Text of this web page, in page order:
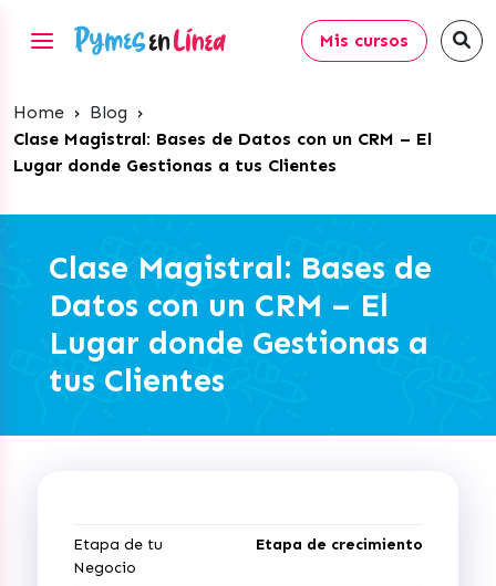
Mis cursos
Home › Blog ›
Clase Magistral: Bases de Datos con un CRM – El
Lugar donde Gestionas a tus Clientes
Clase Magistral: Bases de
Datos con un CRM – El
Lugar donde Gestionas a
tus Clientes
Etapa de tu
Negocio
Etapa de crecimiento